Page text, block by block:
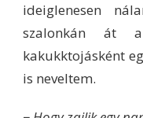
ideiglenesen
szalonkán át
kakukktojásként
is neveltem.